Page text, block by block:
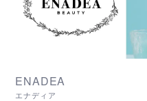
ENADEA
エナディア